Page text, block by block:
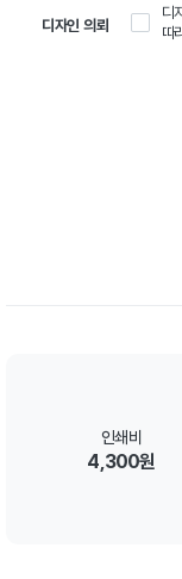
디자인 의뢰
디
따
인쇄비
4,300원